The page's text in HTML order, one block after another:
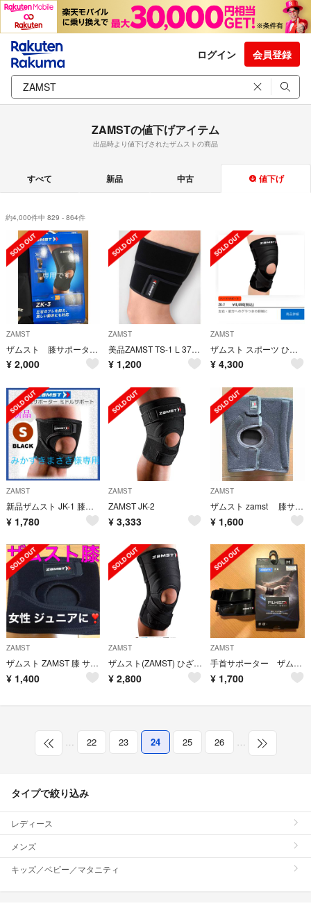
ログイン 会員登録
ZAMSTの値下げアイテム
出品時より値下げされたザムストの商品
すべて 新品 中古 値下げ
約4,000件中 829 - 864件
ZAMST
ザムスト 膝サポーター ZK-3 LL ヒザ ミドルサポート
¥ 2,000
ZAMST
美品ZAMST TS-1 L 377003 BK L
¥ 1,200
ZAMST
ザムスト スポーツ ひざ用サポーター ZK-7 LL左足
¥ 4,300
ZAMST
新品ザムスト JK-1 膝サポーター ミドルサポート S ブラック
¥ 1,780
ZAMST
ZAMST JK-2
¥ 3,333
ZAMST
ザムスト zamst 膝サポーター MK-3 ミドルサポート フルオープン型
¥ 1,600
ZAMST
ザムスト ZAMST 膝 サポーター ヒザ サポータ Sサイズ 左右兼用
¥ 1,400
ZAMST
ザムスト(ZAMST) ひざ 膝 サポーター ZKシリーズ 左右兼用
¥ 2,800
ZAMST
手首サポーター ザムスト フィルミスタ リスト
¥ 1,700
… 22 23 24 25 26 …
タイプで絞り込み
レディース
メンズ
キッズ／ベビー／マタニティ